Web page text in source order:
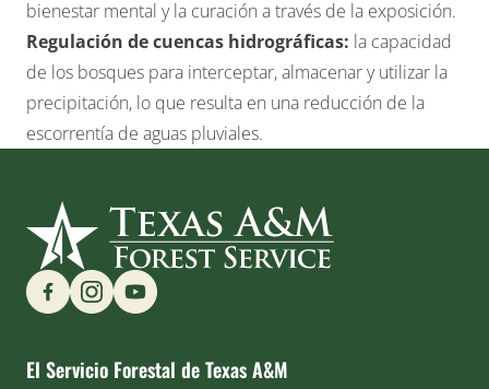
bienestar mental y la curación a través de la exposición.
Regulación de cuencas hidrográficas: la capacidad
de los bosques para interceptar, almacenar y utilizar la
precipitación, lo que resulta en una reducción de la
escorrentía de aguas pluviales.
Find us on Social Media
El Servicio Forestal de Texas A&M